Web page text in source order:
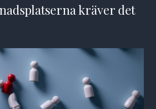
kräver det